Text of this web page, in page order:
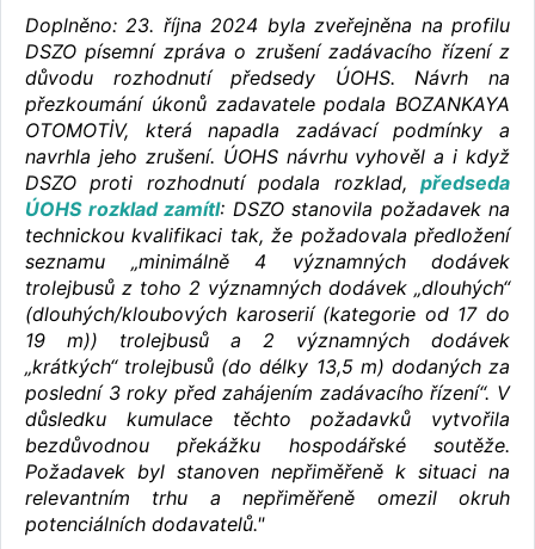
Doplněno: 23. října 2024 byla zveřejněna na profilu
DSZO písemní zpráva o zrušení zadávacího řízení z
důvodu rozhodnutí předsedy ÚOHS. Návrh na
přezkoumání úkonů zadavatele podala BOZANKAYA
OTOMOTİV, která napadla zadávací podmínky a
navrhla jeho zrušení. ÚOHS návrhu vyhověl a i když
DSZO proti rozhodnutí podala rozklad, předseda
ÚOHS rozklad zamítl: DSZO stanovila požadavek na
technickou kvalifikaci tak, že požadovala předložení
seznamu „minimálně 4 významných dodávek
trolejbusů z toho 2 významných dodávek „dlouhých“
(dlouhých/kloubových karoserií (kategorie od 17 do
19 m)) trolejbusů a 2 významných dodávek
„krátkých“ trolejbusů (do délky 13,5 m) dodaných za
poslední 3 roky před zahájením zadávacího řízení“. V
důsledku kumulace těchto požadavků vytvořila
bezdůvodnou překážku hospodářské soutěže.
Požadavek byl stanoven nepřiměřeně k situaci na
relevantním trhu a nepřiměřeně omezil okruh
potenciálních dodavatelů."